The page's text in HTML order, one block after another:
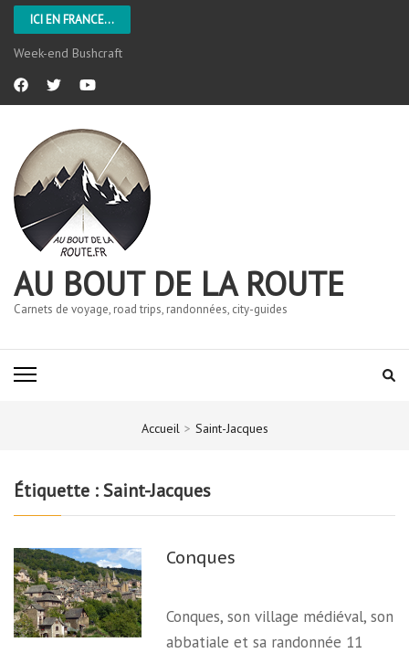
ICI EN FRANCE...
Week-end Bushcraft
AU BOUT DE LA ROUTE
Carnets de voyage, road trips, randonnées, city-guides
Accueil > Saint-Jacques
Étiquette :Saint-Jacques
Conques
Conques, son village médiéval, son
abbatiale et sa randonnée 11